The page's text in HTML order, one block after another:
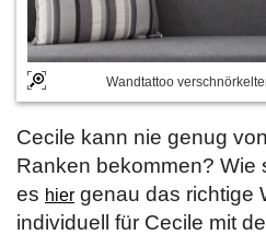
Wandtattoo
Cecile kann nie genug
Ranken bekommen? Wie
es hier genau das richtige
individuell für Cecile mit